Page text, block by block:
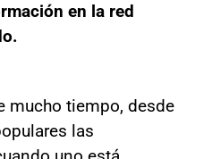
en la red
mucho tiempo, desde
las